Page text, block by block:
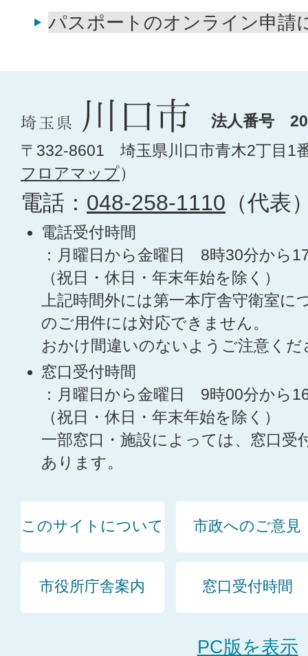
パスポートのオンライン申請
法人番号
〒332-8601 埼玉県川口市青木2丁目1
フロアマップ）
電話： 048-258-1110 （代表
電話受付時間
：月曜日から金曜日 8時30分から
（祝日・休日・年末年始を除く）
上記時間外には第一本庁舎守衛室に
のご用件には対応できません。
おかけ間違いのないようご注意くだ
窓口受付時間
：月曜日から金曜日 9時00分から
（祝日・休日・年末年始を除く）
一部窓口・施設によっては、窓口受
あります。
このサイトについて 市政へのご意見
市役所庁舎案内 窓口受付時間
PC版を表示